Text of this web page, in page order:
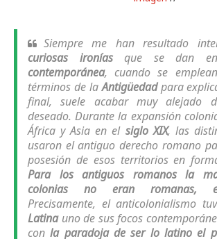
Siempre me han resultado
curiosas ironíasque se dan
contemporánea, cuando se
términos de laAntigüedadpara
final, suele acabar muy alejado
deseado. Durante la expansión
África y Asia en elsiglo XIX, las
usaron el antiguo derecho romano
posesión de esos territorios en
Para los antiguos romanos la
colonias no eran romanas,
Precisamente, el anticolonialismo
Latinauno de sus focos
conla paradoja de ser lo latino el